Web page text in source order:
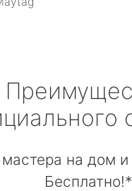
на дом и
Бесплатно!*